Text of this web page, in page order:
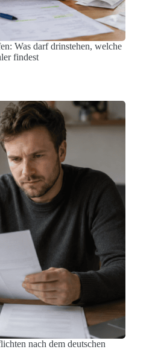
Was darf drinstehen, welche
findest
nach dem deutschen